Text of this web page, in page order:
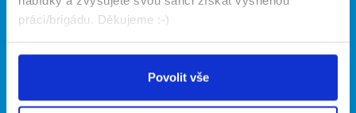
práci/brigádu. Děkujeme :-)
Povolit vše
O portálu
Podmínky
Fajn brigády